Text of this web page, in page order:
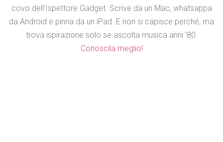
covo dell'Ispettore Gadget. Scrive da un Mac, whatsappa
da Android e pinna da un iPad. E non si capisce perché, ma
trova ispirazione solo se ascolta musica anni '80.
Conoscila meglio!